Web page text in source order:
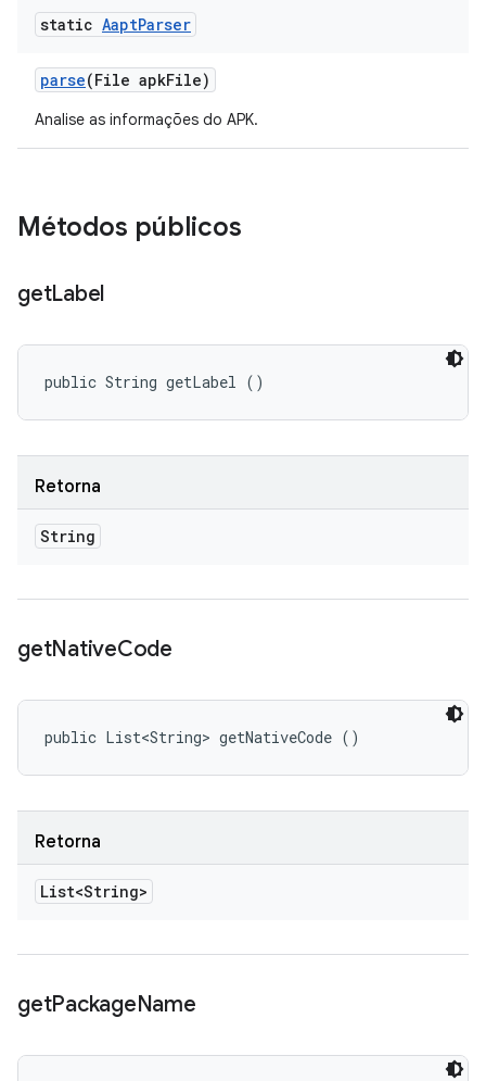
static AaptParser
parse(File apkFile)
Analise as informações do APK.
Métodos públicos
getLabel
public String getLabel ()
Retorna
String
getNativeCode
public List<String> getNativeCode ()
Retorna
List<String>
getPackageName